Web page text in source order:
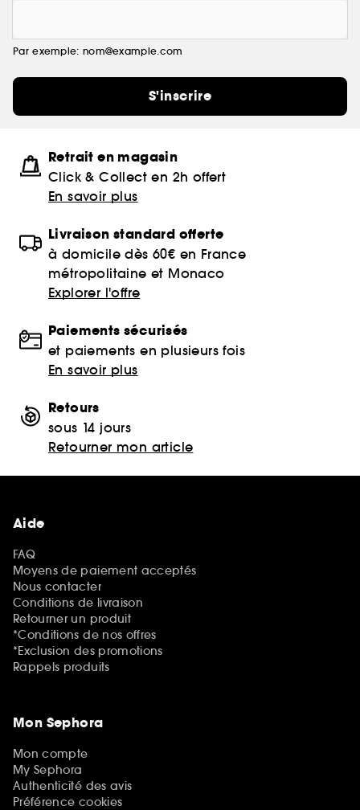
Par exemple: nom@example.com
S'inscrire
Retrait en magasin
Click & Collect en 2h offert
En savoir plus
Livraison standard offerte
à domicile dès 60€ en France
métropolitaine et Monaco
Explorer l'offre
Paiements sécurisés
et paiements en plusieurs fois
En savoir plus
Retours
sous 14 jours
Retourner mon article
Aide
FAQ
Moyens de paiement acceptés
Nous contacter
Conditions de livraison
Retourner un produit
*Conditions de nos offres
*Exclusion des promotions
Rappels produits
Mon Sephora
Mon compte
My Sephora
Authenticité des avis
Préférence cookies